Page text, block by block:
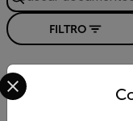
FILTRO
Select your